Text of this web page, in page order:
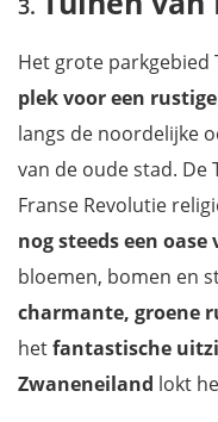
Het grote parkgebied
plek voor een
langs de noordelijke
van de oude stad. De
Franse Revolutie
nog steeds een oase
bloemen, bomen en
charmante, groene
hetfantastische
Zwaneneiland lokt